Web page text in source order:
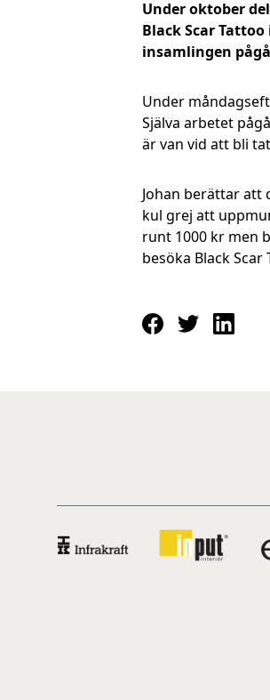
Under oktober
Black Scar
insamlingen
Under
Själva arbetet
är van vid att bli
Johan berättar att
kul grej att
runt 1000 kr men
besöka Black